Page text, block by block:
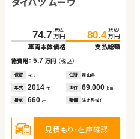
74.7 （税込）
万円
車両本体価格
80.4（税込）
万円
支払総額
諸費用：5.7 万円 （税込）
保証 なし 住所 岡山県
年式 2014 年 走行 69,000 km
排気 660 cc 整備 法定整備付
見積もり・在庫確認
ホンダ Ｎ ＢＯＸ
98.0万円
車両本体価格
諸費用：7.4 万円 （税込）
保証 なし 住所 福島県
排気 660 整備 法定整備付
155.8 （税込）
万円
車両本体価格
165.3（税込）
万円
支払総額
諸費用：9.5 万円 （税込）
保証 あり 住所 福島県
年式 2018 年 走行 17,300 km
排気 1,500 整備 法定整備付
見積もり・在庫確認